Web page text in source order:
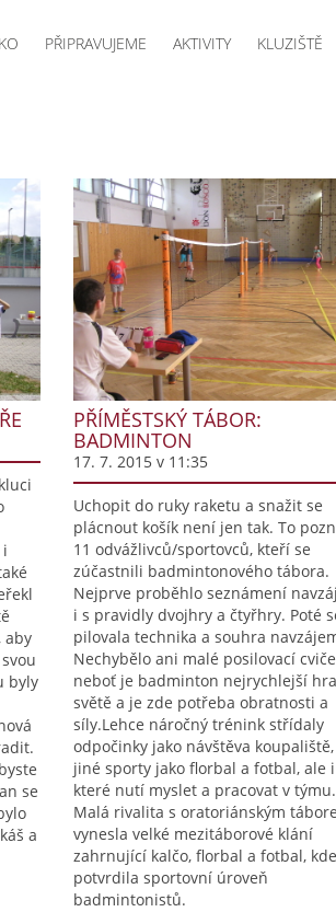
PŘIPRAVUJEME AKTIVITY KLUZIŠTĚ
i
aby
byly
se
a
PŘÍMĚSTSKÝ TÁBOR:
BADMINTON
17. 7. 2015 v 11:35
Uchopit do ruky raketu a snažit se
plácnout košík není jen tak. To
11 odvážlivců/sportovců, kteří se
zúčastnili badmintonového tábora.
Nejprve proběhlo seznámení
i s pravidly dvojhry a čtyřhry. Poté
pilovala technika a souhra
Nechybělo ani malé posilovací
neboť je badminton nejrychlejší
světě a je zde potřeba obratnosti a
síly.Lehce náročný trénink střídaly
odpočinky jako návštěva
jiné sporty jako florbal a fotbal, ale
které nutí myslet a pracovat v týmu.
Malá rivalita s oratoriánským
vynesla velké mezitáborové klání
zahrnující kalčo, florbal a fotbal,
potvrdila sportovní úroveň
badmintonistů.